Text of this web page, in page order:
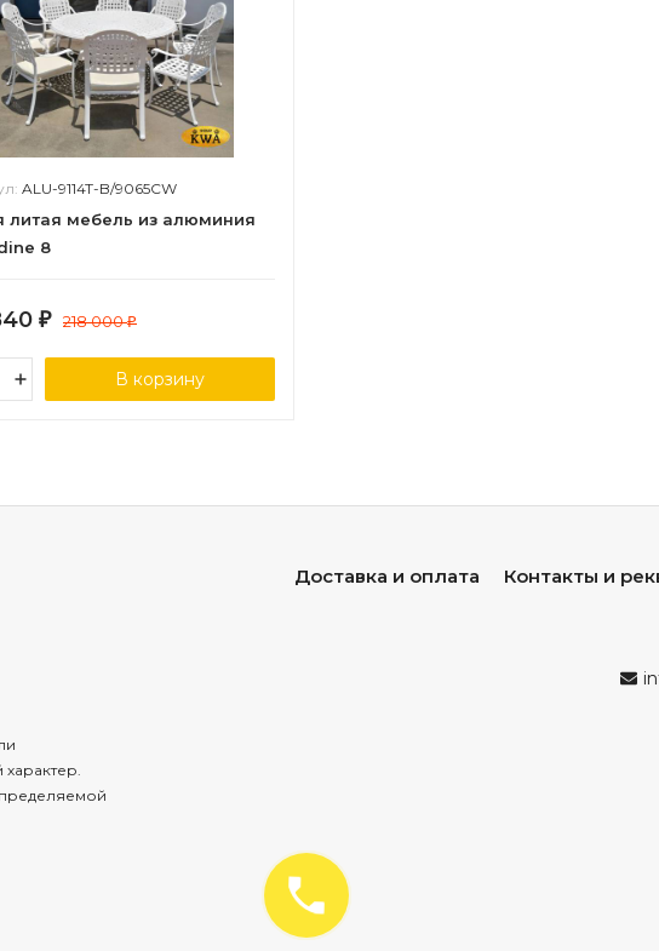
ALU-9114T-B/9065CW
литая мебель из алюминия
8
₽ 218 000₽
В корзину
Доставка и оплата Контакты и